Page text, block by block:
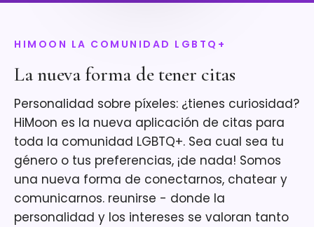
HIMOON LA COMUNIDAD LGBTQ+
La nueva forma de tener citas
Personalidad sobre píxeles: ¿tienes curiosidad?
HiMoon es la nueva aplicación de citas para
toda la comunidad LGBTQ+. Sea cual sea tu
género o tus preferencias, ¡de nada! Somos
una nueva forma de conectarnos, chatear y
comunicarnos. reunirse - donde la
personalidad y los intereses se valoran tanto